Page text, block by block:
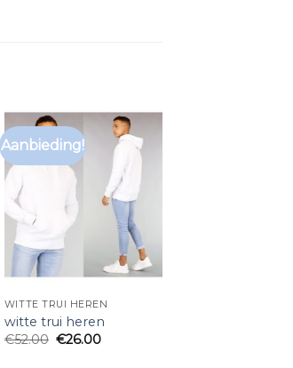
Aanbieding!
WITTE TRUI HEREN
witte trui heren
€52.00 €26.00